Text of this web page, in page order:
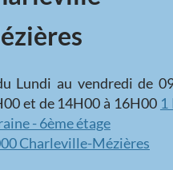
Lundi au vendredi de
et de 14H00 à 16H00 1
- 6ème étage
Charleville-Mézières